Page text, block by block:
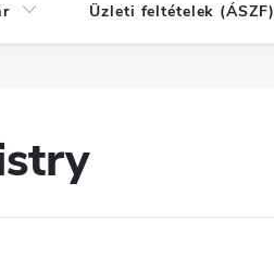
Üzleti feltételek (ÁSZF)